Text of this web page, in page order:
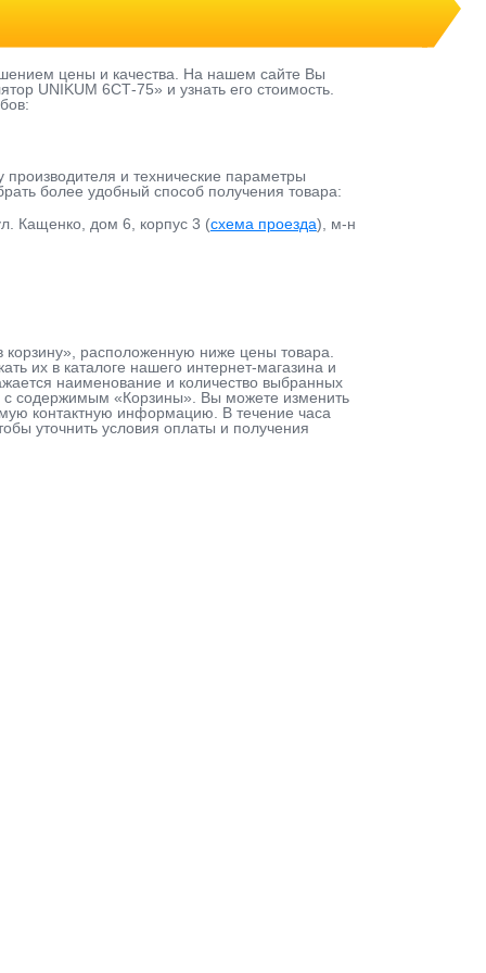
цены и качества. На нашем сайте Вы
UNIKUM 6СТ-75» и узнать его стоимость.
и технические параметры
более удобный способ получения товара:
Кащенко, дом 6, корпус 3 (схема проезда), м-н
корзину», расположенную ниже цены товара.
их в каталоге нашего интернет-магазина и
наименование и количество выбранных
с содержимым «Корзины». Вы можете изменить
контактную информацию. В течение часа
уточнить условия оплаты и получения